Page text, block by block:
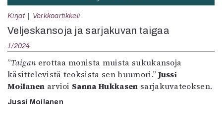
Kirjat Verkkoartikkeli
Veljeskansoja ja sarjakuvan taigaa
1/2024
”Taigan erottaa monista muista sukukansoja
käsittelevistä teoksista sen huumori.”Jussi
Moilanen arvioi Sanna Hukkasen sarjakuvateoksen.
Jussi Moilanen